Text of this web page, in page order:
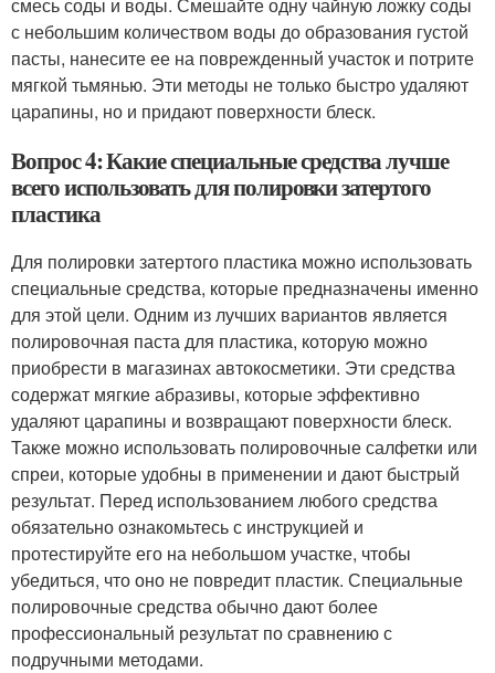
с небольшим количеством воды до образования густой
пасты, нанесите ее на поврежденный участок и потрите
мягкой тьмянью. Эти методы не только быстро удаляют
царапины, но и придают поверхности блеск.
Вопрос 4: Какие специальные средства лучше
всего использовать для полировки затертого
пластика
Для полировки затертого пластика можно использовать
специальные средства, которые предназначены именно
для этой цели. Одним из лучших вариантов является
полировочная паста для пластика, которую можно
приобрести в магазинах автокосметики. Эти средства
содержат мягкие абразивы, которые эффективно
удаляют царапины и возвращают поверхности блеск.
Также можно использовать полировочные салфетки или
спреи, которые удобны в применении и дают быстрый
результат. Перед использованием любого средства
обязательно ознакомьтесь с инструкцией и
протестируйте его на небольшом участке, чтобы
убедиться, что оно не повредит пластик. Специальные
полировочные средства обычно дают более
профессиональный результат по сравнению с
подручными методами.